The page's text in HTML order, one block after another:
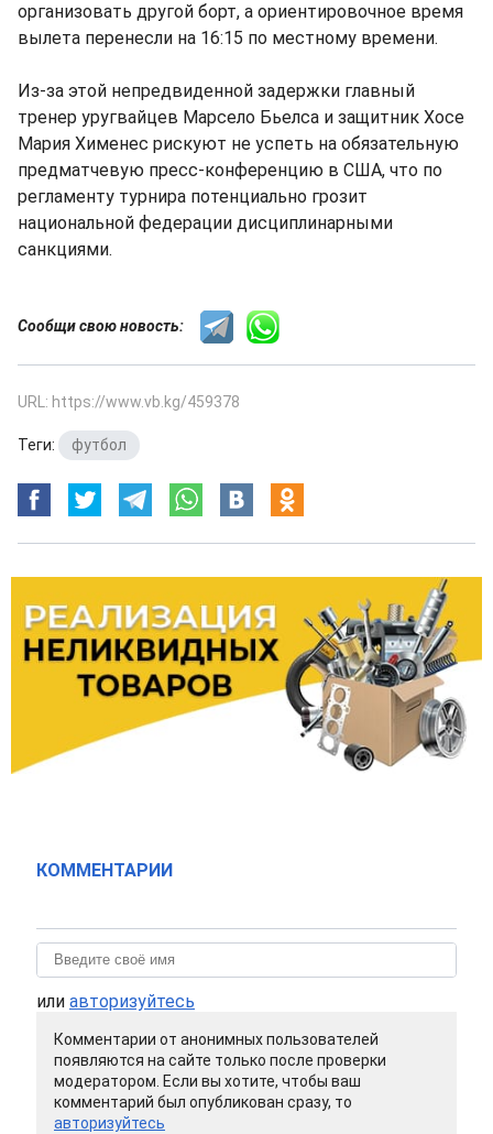
организовать другой борт, а ориентировочное время
вылета перенесли на 16:15 по местному времени.
Из-за этой непредвиденной задержки главный
тренер уругвайцев Марсело Бьелса и защитник Хосе
Мария Хименес рискуют не успеть на обязательную
предматчевую пресс-конференцию в США, что по
регламенту турнира потенциально грозит
национальной федерации дисциплинарными
санкциями.
Сообщи свою новость:
URL: https://www.vb.kg/459378
Теги: футбол
КОММЕНТАРИИ
или авторизуйтесь
Комментарии от анонимных пользователей
появляются на сайте только после проверки
модератором. Если вы хотите, чтобы ваш
комментарий был опубликован сразу, то
авторизуйтесь